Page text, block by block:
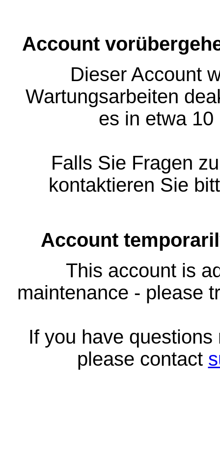
Account
Dieser Account
Wartungsarbeiten
es in etwa
Falls Sie Fragen
kontaktieren Sie
Account
This account is
maintenance - please
If you have
please contact